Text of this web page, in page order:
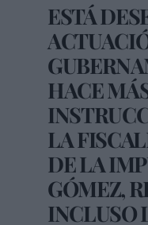
ESTÁ
HACE
LA
DE LA
GÓMEZ,
INCLUSO